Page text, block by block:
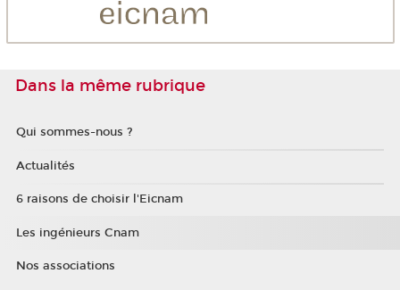
Dans la même rubrique
Qui sommes-nous ?
Actualités
6 raisons de choisir l'Eicnam
Les ingénieurs Cnam
Nos associations